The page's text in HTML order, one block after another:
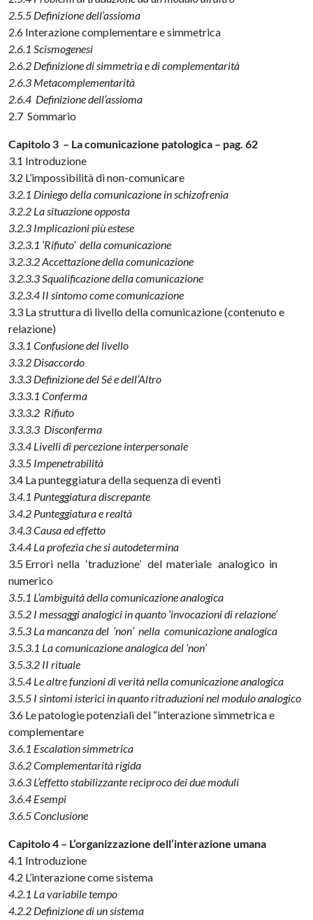
2.5.5 Definizione dell’assioma
2.6 Interazione complementare e simmetrica
2.6.1 Scismogenesi
2.6.2 Definizione di simmetria e di complementarità
2.6.3 Metacomplementarità
2.6.4 Definizione dell’assioma
2.7 Sommario
Capitolo 3 – La comunicazione patologica – pag. 62
3.1 Introduzione
3.2 L’impossibilità di non-comunicare
3.2.1 Diniego della comunicazione in schizofrenia
3.2.2 La situazione opposta
3.2.3 Implicazioni più estese
3.2.3.1 ‘Rifiuto’ della comunicazione
3.2.3.2 Accettazione della comunicazione
3.2.3.3 Squalificazione della comunicazione
3.2.3.4 II sintomo come comunicazione
3.3 La struttura di livello della comunicazione (contenuto e
relazione)
3.3.1 Confusione del livello
3.3.2 Disaccordo
3.3.3 Definizione del Sé e dell’Altro
3.3.3.1 Conferma
3.3.3.2 Rifiuto
3.3.3.3 Disconferma
3.3.4 Livelli di percezione interpersonale
3.3.5 Impenetrabilità
3.4 La punteggiatura della sequenza di eventi
3.4.1 Punteggiatura discrepante
3.4.2 Punteggiatura e realtà
3.4.3 Causa ed effetto
3.4.4 La profezia che si autodetermina
3.5 Errori nella ‘traduzione’ del materiale analogico in
numerico
3.5.1 L’ambiguità della comunicazione analogica
3.5.2 I messaggi analogici in quanto ‘invocazioni di relazione’
3.5.3 La mancanza del ‘non’ nella comunicazione analogica
3.5.3.1 La comunicazione analogica del ‘non’
3.5.3.2 II rituale
3.5.4 Le altre funzioni di verità nella comunicazione analogica
3.5.5 I sintomi isterici in quanto ritraduzioni nel modulo analogico
3.6 Le patologie potenziali del “interazione simmetrica e
complementare
3.6.1 Escalation simmetrica
3.6.2 Complementarità rigida
3.6.3 L’effetto stabilizzante reciproco dei due moduli
3.6.4 Esempi
3.6.5 Conclusione
Capitolo 4 – L’organizzazione dell’interazione umana
4.1 Introduzione
4.2 L’interazione come sistema
4.2.1 La variabile tempo
4.2.2 Definizione di un sistema